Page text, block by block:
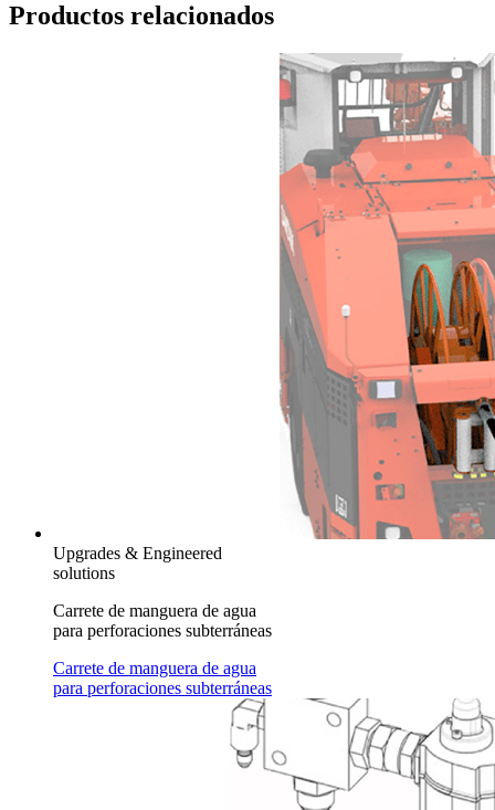
Productos relacionados
Upgrades & Engineered
solutions
Carrete de manguera de agua
para perforaciones subterráneas
Carrete de manguera de agua
para perforaciones subterráneas